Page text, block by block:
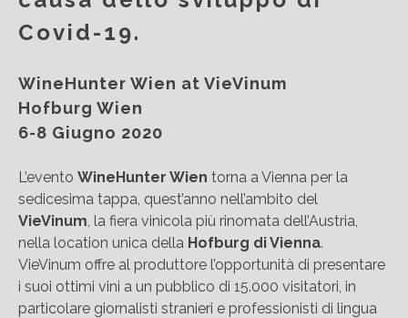
Covid-19.
WineHunter Wien at VieVinum
Hofburg Wien
6-8 Giugno 2020
L’evento WineHunter Wien torna a Vienna per la
sedicesima tappa, quest’anno nell’ambito del
VieVinum , la fiera vinicola più rinomata dell’Austria,
nella location unica della Hofburg di Vienna.
VieVinum offre al produttore l’opportunità di presentare
i suoi ottimi vini a un pubblico di 15.000 visitatori, in
particolare giornalisti stranieri e professionisti di lingua